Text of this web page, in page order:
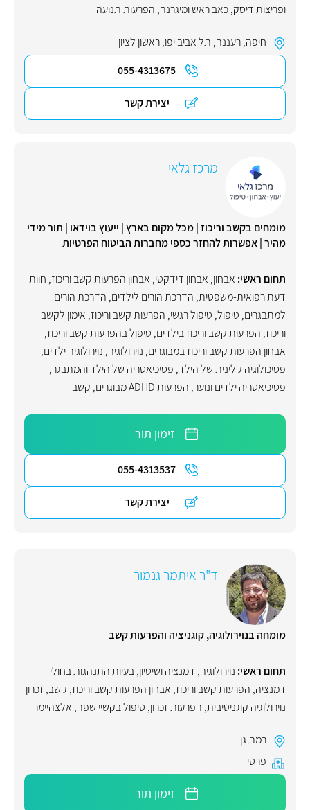
ופריצות דיסק,כאב ראש ומיגרנה, הפרעות תנועה
חיפה,רעננה, תל אביב יפו,ראשון לציון
055-4313675
יצירת קשר
מרכז גלאי
מומחים בקשב וריכוז | מכל מקום בארץ | ייעוץ בוידאו | תור מידי
מהיר | אפשרות להחזר כספי מחברות הביטוח הפרטיות
תחום ראשי: אבחון, אבחון דידקטי, אבחון הפרעות קשב וריכוז, חוות
דעת רפואית-משפטית, הדרכת הורים לילדים, הדרכת הורים
למתבגרים, טיפול, טיפול רגשי, הפרעות קשב וריכוז, אימון לקשב
וריכוז, הפרעות קשב וריכוז בילדים, טיפול בהפרעות קשב וריכוז,
אבחון הפרעות קשב וריכוז במבוגרים, נוירולוגיה, נוירולוגיה ילדים,
פסיכולוגיה קלינית של הילד, פסיכיאטריה של הילד והמתבגר,
פסיכיאטריה ילדים ונוער, הפרעות ADHD מבוגרים , קשב
זימון תור
055-4313537
יצירת קשר
ד"ר איתמר גנמור
מומחה בנוירולוגיה, קוגניציה והפרעות קשב
תחום ראשי: נוירולוגיה, דמנציה ושיטיון,בעיות התנהגות בחולי
דמנציה, הפרעות קשב וריכוז, אבחון הפרעות קשב וריכוז, קשב, זכרון
נוירולוגיה קוגניטיבית, הפרעות זכרון, טיפול בקשיי שפה, אלצהיימר
רמת גן
פרטי
זימון תור